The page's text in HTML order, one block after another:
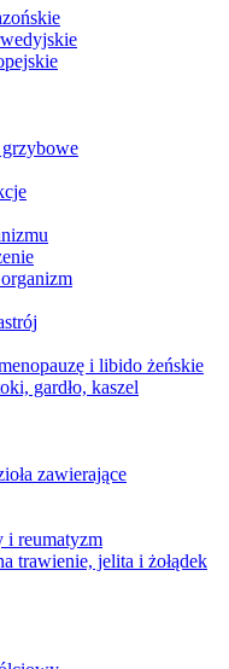
i libido żeńskie
gardło, kaszel
zawierające
i reumatyzm
trawienie, jelita i żołądek